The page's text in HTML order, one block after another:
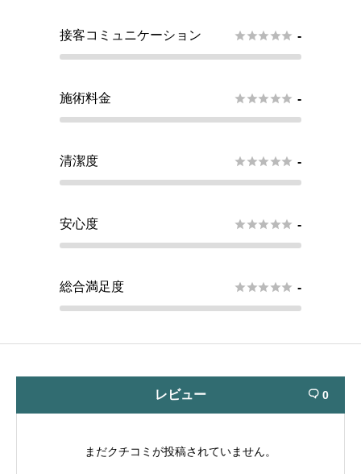
接客コミュニケーション  -
施術料金  -
清潔度  -
安心度  -
総合満足度  -
レビュー  0
まだクチコミが投稿されていません。